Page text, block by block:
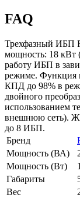
FAQ
Трехфазный ИБП
мощность: 18 кВт
работу ИБП в
режиме. Функция
КПД до 98% в
двойного
использованием
внешнюю сеть).
до 8 ИБП.
Бренд
Мощность (ВА)
Мощность (Вт)
Габариты
Вес